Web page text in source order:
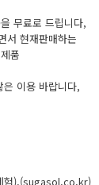
무료로 드립니다,
서 현재판매하는
품
이용 바랍니다,
험),(sugasol,co,kr)